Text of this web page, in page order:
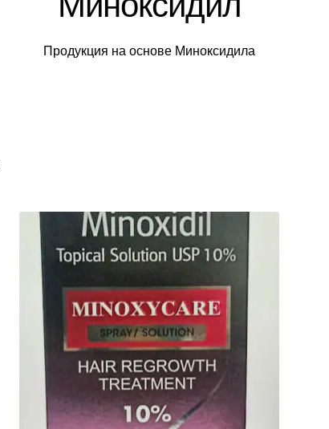
Продукция на основе Миноксидила